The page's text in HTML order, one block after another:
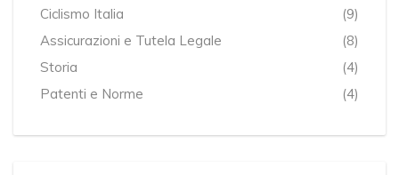
Ciclismo Italia
(9)
Assicurazioni e Tutela Legale
(8)
Storia
(4)
Patenti e Norme
(4)